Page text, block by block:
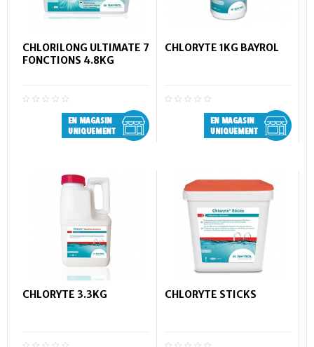
CHLORILONG ULTIMATE 7
FONCTIONS 4.8KG
CHLORYTE 1KG BAYROL
CHLORYTE 3.3KG CHLORYTE STICKS